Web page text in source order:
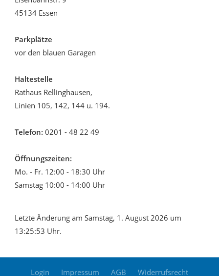
45134 Essen
Parkplätze
vor den blauen Garagen
Haltestelle
Rathaus Rellinghausen,
Linien 105, 142, 144 u. 194.
Telefon: 0201 - 48 22 49
Öffnungszeiten:
Mo. - Fr. 12:00 - 18:30 Uhr
Samstag 10:00 - 14:00 Uhr
Letzte Änderung am Samstag, 1. August 2026 um
13:25:53 Uhr.
Login Impressum AGB Widerrufsrecht